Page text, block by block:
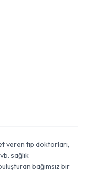
veren tıp doktorları,
sağlık
bağımsız bir